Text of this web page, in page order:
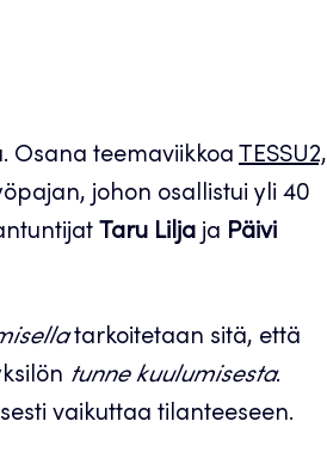
Osana teemaviikkoa TESSU2,
johon osallistui yli 40
Taru Lilja ja Päivi
tarkoitetaan sitä, että
tunne kuulumisesta.
vaikuttaa tilanteeseen.